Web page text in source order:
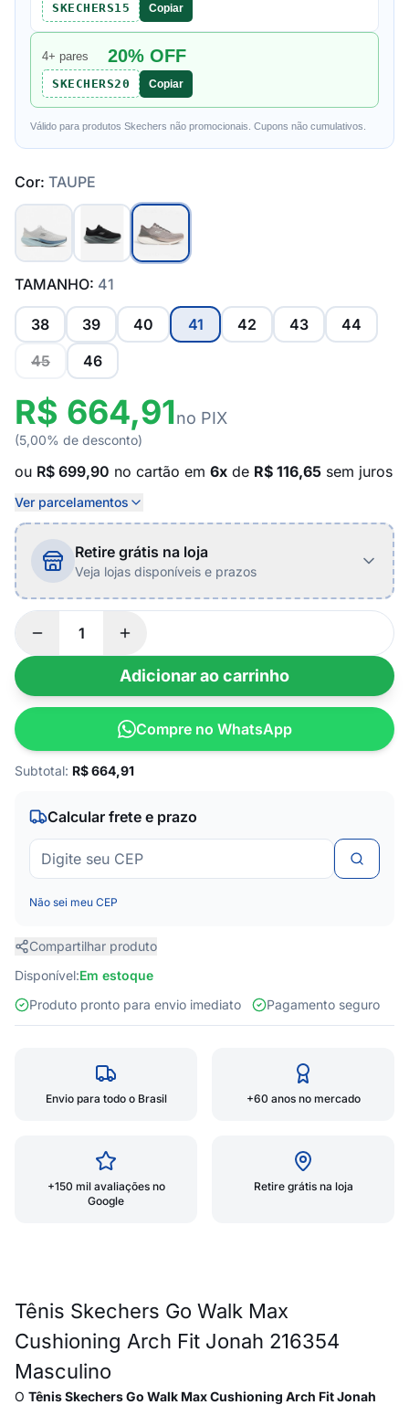
SKECHERS15 Copiar
4+ pares 20% OFF
SKECHERS20 Copiar
Válido para produtos Skechers não promocionais. Cupons não cumulativos.
Cor: TAUPE
TAMANHO: 41
38 39 40 41 42 43
44
45
46
R$ 664,91no PIX
(5,00% de desconto)
ou R$ 699,90 no cartão em 6x de R$ 116,65 sem juros
Ver parcelamentos
Retire grátis na loja
Veja lojas disponíveis e prazos
Adicionar ao carrinho
Compre no WhatsApp
Subtotal: R$664,91
Calcular frete e prazo
Não sei meu CEP
Compartilhar produto
Disponível:Em estoque
Produto pronto para envio imediato
Pagamento seguro
Envio para todo o Brasil +60 anos no mercado
+150 mil avaliações no
Google
Retire grátis na loja
Tênis Skechers Go Walk Max
Cushioning Arch Fit Jonah 216354
Masculino
O Tênis Skechers Go Walk Max Cushioning Arch Fit Jonah